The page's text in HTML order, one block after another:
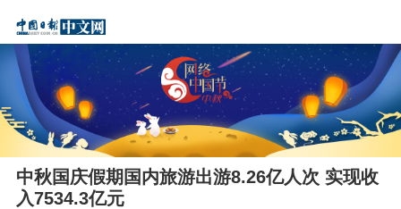
中秋国庆假期国内旅游出游8.26亿人次 实现收
入7534.3亿元